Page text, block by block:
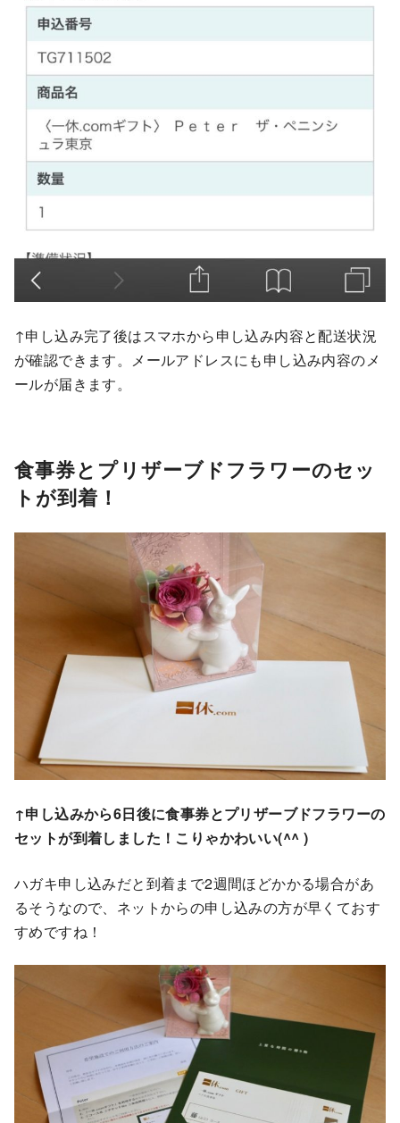
↑申し込み完了後はスマホから申し込み内容と配送状況
が確認できます。メールアドレスにも申し込み内容のメ
ールが届きます。
食事券とプリザーブドフラワーのセッ
トが到着！
↑申し込みから6日後に食事券とプリザーブドフラワーの
セットが到着しました！こりゃかわいい(^^ )
ハガキ申し込みだと到着まで2週間ほどかかる場合があ
るそうなので、ネットからの申し込みの方が早くておす
すめですね！